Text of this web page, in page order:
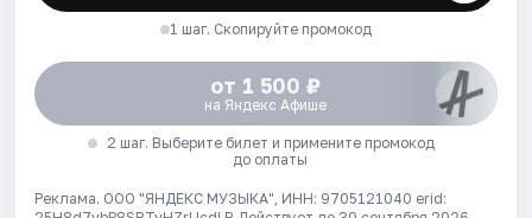
1 шаг. Скопируйте промокод
от 1 500 ₽
на Яндекс Афише
2 шаг. Выберите билет и примените промокод
до оплаты
Реклама. ООО "ЯНДЕКС МУЗЫКА", ИНН: 9705121040 erid: